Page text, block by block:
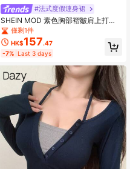
#法式度假連身裙
SHEIN MOD 素色胸部褶皺肩上打結
荷葉邊吊帶洋裝
僅剩1件
HK$157.47
-7% Last 3 days